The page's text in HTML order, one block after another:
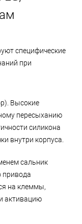
специфические
при
Высокие
пересыханию
силикона
внутри корпуса.
сальник
привода
на клеммы,
активацию